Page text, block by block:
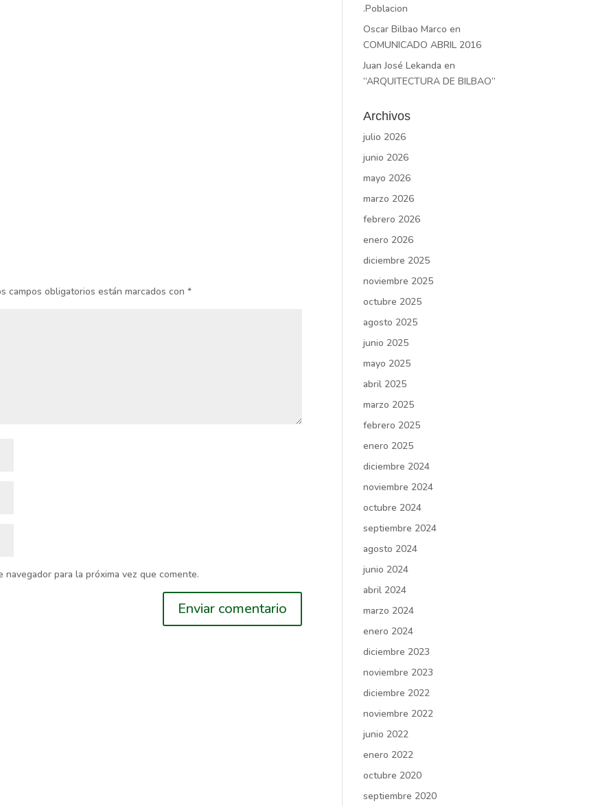
campos obligatorios están marcados con*
para la próxima vez que comente.
.Poblacion
Oscar Bilbao Marco en
COMUNICADO ABRIL 2016
Juan José Lekanda en
“ARQUITECTURA DE BILBAO”
Archivos
julio 2026
junio 2026
mayo 2026
marzo 2026
febrero 2026
enero 2026
diciembre 2025
noviembre 2025
octubre 2025
agosto 2025
junio 2025
mayo 2025
abril 2025
marzo 2025
febrero 2025
enero 2025
diciembre 2024
noviembre 2024
octubre 2024
septiembre 2024
agosto 2024
junio 2024
abril 2024
marzo 2024
enero 2024
diciembre 2023
noviembre 2023
diciembre 2022
noviembre 2022
junio 2022
enero 2022
octubre 2020
septiembre 2020